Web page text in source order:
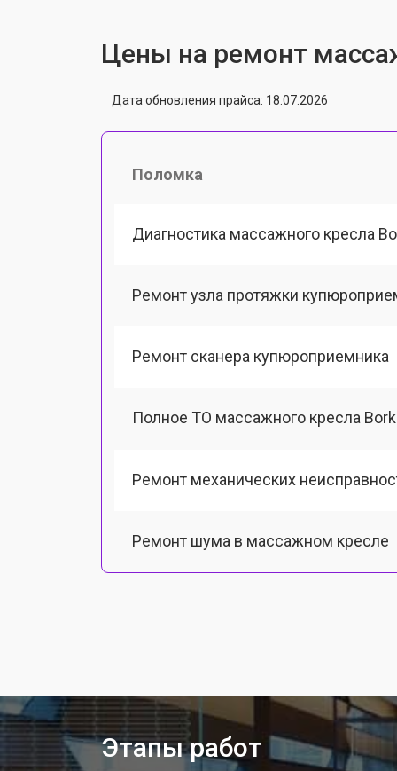
Цены на ремонт
Дата обновления прайса: 18.07.2026
Поломка
Диагностика массажного кресла
Ремонт узла протяжки
Ремонт сканера купюроприемника
Полное ТО массажного кресла Bork
Ремонт механических
Ремонт шума в массажном кресле
Замена двигателя подъема/спуска
Этапы работ